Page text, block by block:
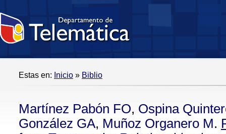
Estas en: Inicio » Biblio
Martínez Pabón FO, Ospina
González GA, Muñoz Organero M.